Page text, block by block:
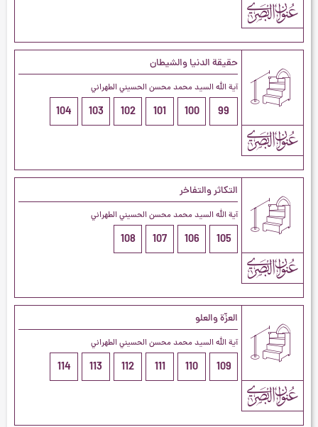
حقيقة الدنيا والشيطان
آية الله السيد محمد محسن الحسيني الطهراني
99
100
101
102
103
104
التكاثر والتفاخر
آية الله السيد محمد محسن الحسيني الطهراني
105
106
107
108
العزّة والعلو
آية الله السيد محمد محسن الحسيني الطهراني
109
110
111
112
113
114